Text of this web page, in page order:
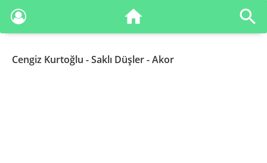
Cengiz Kurtoğlu - Saklı Düşler - Akor